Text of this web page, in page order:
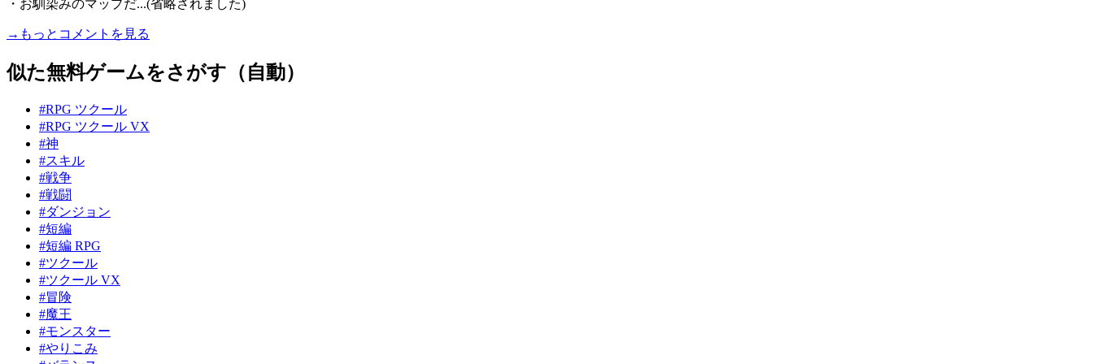
・お馴染みのマップだ...(省略されました)
→もっとコメントを見る
似た無料ゲームをさがす（自動）
#RPG ツクール
#RPG ツクール VX
#神
#スキル
#戦争
#戦闘
#ダンジョン
#短編
#短編 RPG
#ツクール
#ツクール VX
#冒険
#魔王
#モンスター
#やりこみ